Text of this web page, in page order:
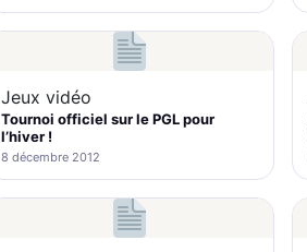
Jeux vidéo
Tournoi officiel sur le PGL pour
l’hiver !
8 décembre 2012